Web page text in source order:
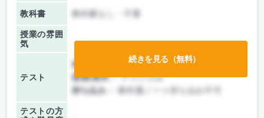
教科書 教科書なし・不要
授業の雰囲
気
テスト
前期/中間：
テストのみ
後期/期末：テストのみ
持ち込み：
教科書ノート持ち込み不可
テストの方
続きを見る（無料）